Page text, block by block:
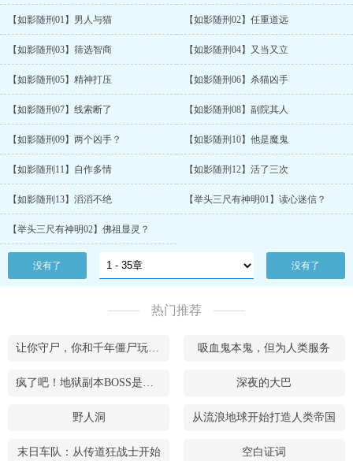
【如影随刑01】男人与猫 【如影随刑02】任重道远
【如影随刑03】筛选智商 【如影随刑04】又当又立
【如影随刑05】精神打压 【如影随刑06】杀猫凶手
【如影随刑07】线索断了 【如影随刑08】副院其人
【如影随刑09】两个凶手？ 【如影随刑10】他是魔鬼
【如影随刑11】自作多情 【如影随刑12】活了三次
【如影随刑13】滔滔不绝 【举头三尺有神明01】读心迷信？
【举头三尺有神明02】佛祖显灵？
没有了 没有了
热门推荐
让你守尸，你和千年僵尸玩养成? 吸血鬼本鬼，但为人类服务
疯了吧！地狱副本BOSS是萝莉 深夜的大巴
野人洞 从流浪地球开始打造人类帝国
末日车队：从传道狂战士开始 空白证词